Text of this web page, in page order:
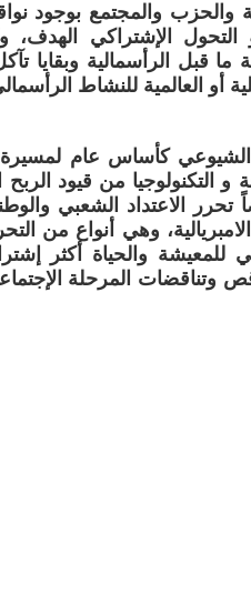
والحزب والمجتمع
التحول الإشتراكي
ما قبل الرأسمالية وبقايا
أو العالمية للنشاط
الشيوعي كأساس عام
و التكنولوجيا من قيود
تحرر الاعتداد الشعبي
وهي أنواع من
للمعيشة والحياة أكثر
المرحلة